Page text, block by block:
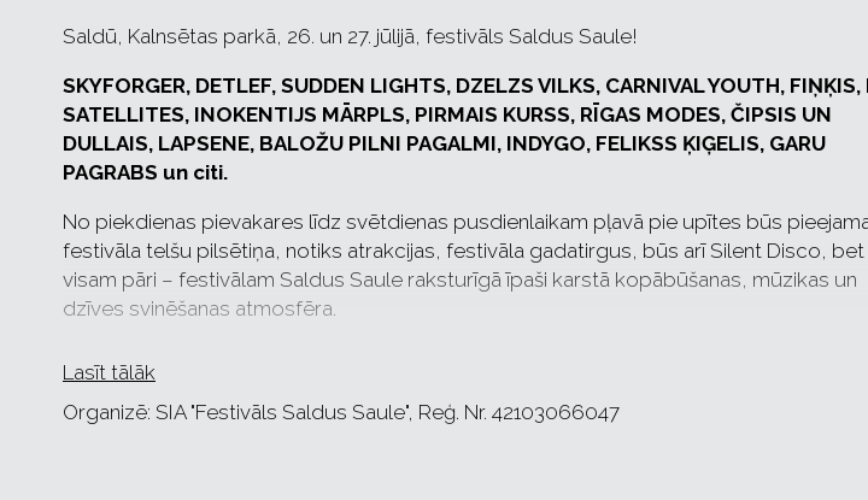
Saldū, Kalnsētas parkā, 26. un 27. jūlijā, festivāls Saldus Saule!
SKYFORGER, DETLEF, SUDDEN LIGHTS, DZELZS VILKS, CARNIVAL YOUTH, FIŅĶIS,
SATELLITES, INOKENTIJS MĀRPLS, PIRMAIS KURSS, RĪGAS MODES, ČIPSIS UN
DULLAIS, LAPSENE, BALOŽU PILNI PAGALMI, INDYGO, FELIKSS ĶIĢELIS, GARU
PAGRABS un citi.
No piekdienas pievakares līdz svētdienas pusdienlaikam pļavā pie upītes būs
festivāla telšu pilsētiņa, notiks atrakcijas, festivāla gadatirgus, būs arī Silent Disco, bet
visam pāri – festivālam Saldus Saule raksturīgā īpaši karstā kopābūšanas, mūzikas un
dzīves svinēšanas atmosfēra.
Pērciet biļetes savlaicīgi, tuvojoties festivālam, biļetes kļūs dārgākas. Īpašs paldies
Uz tikšanos festivālā!
Lasīt tālāk
Organizē: SIA "Festivāls Saldus Saule", Reģ. Nr. 42103066047